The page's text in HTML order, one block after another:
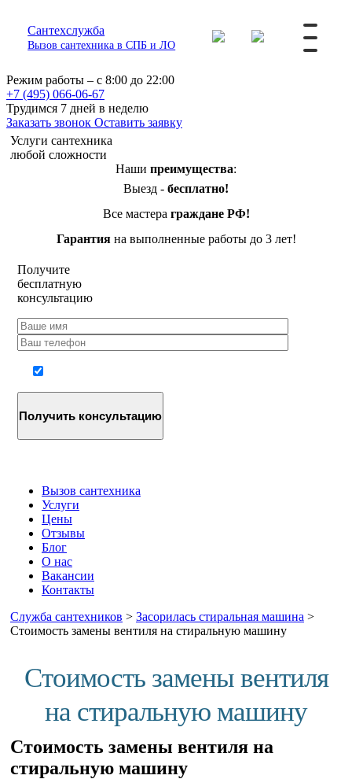
Сантехслужба
Вызов сантехника в СПБ и ЛО
Режим работы – с 8:00 до 22:00
+7 (495) 066-06-67
Трудимся 7 дней в неделю
Заказать звонок Оставить заявку
Услуги сантехника
любой сложности
Наши преимущества:
Выезд - бесплатно!
Все мастера граждане РФ!
Гарантияна выполненные работы до 3 лет!
Получите
бесплатную
консультацию
Вызов сантехника
Услуги
Цены
Отзывы
Блог
О нас
Вакансии
Контакты
Служба сантехников > Засорилась стиральная машина >
Стоимость замены вентиля на стиральную машину
Стоимость замены вентиля
на стиральную машину
Стоимость замены вентиля на
стиральную машину